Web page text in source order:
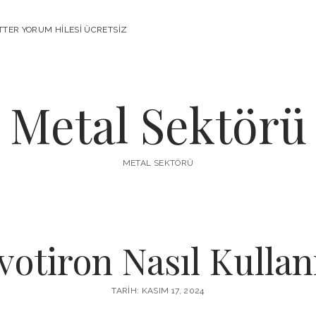
YORUM HILESI ÜCRETSIZ
Metal Sektörü
METAL SEKTÖRÜ
Nasıl
TARIH: KASIM 17, 2024